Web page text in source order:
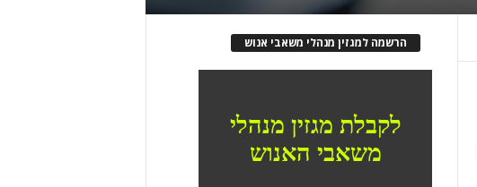
הרשמה למגזין מנהלי משאבי אנוש